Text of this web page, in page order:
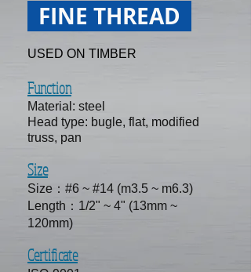
FINE THREAD
USED ON TIMBER
Function
Material: steel
Head type: bugle, flat, modified
truss, pan
Size
Size：#6 ~ #14 (m3.5 ~ m6.3)
Length：1/2" ~ 4" (13mm ~
120mm)
Certificate